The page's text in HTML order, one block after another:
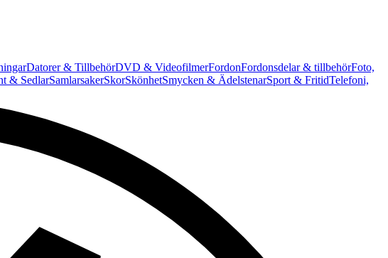
Datorer & TillbehörDVD & VideofilmerFordonFordonsdelar & tillbehörFoto,
& SedlarSamlarsakerSkorSkönhetSmycken & ÄdelstenarSport & FritidTelefoni,